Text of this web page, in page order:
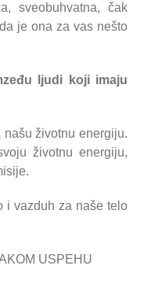
sveobuhvatna, čak
je ona za vas nešto
ljudi koji imaju
životnu energiju.
životnu energiju,
i vazduh za naše telo
USPEHU